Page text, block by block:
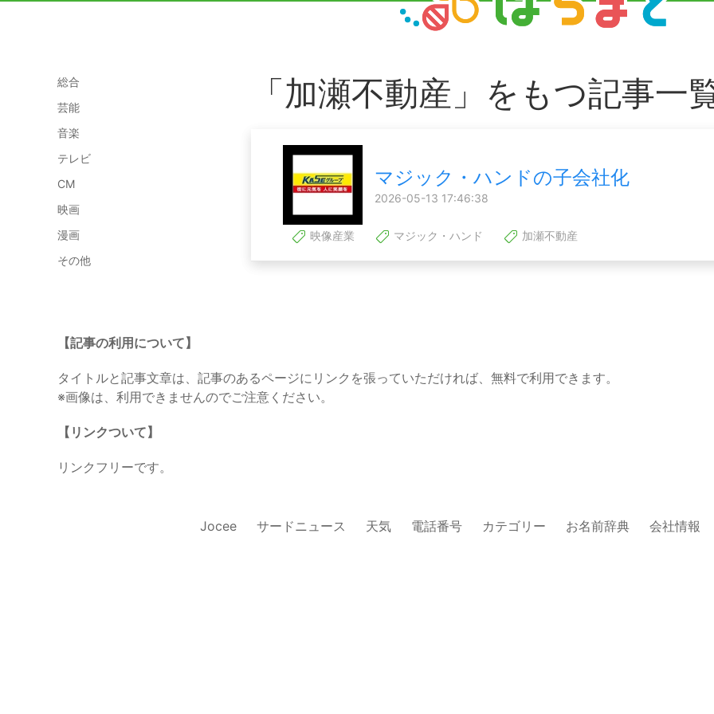
総合
芸能
音楽
テレビ
CM
映画
漫画
その他
「加瀬不動産」をもつ記事一
マジック・ハンドの子会社化
2026-05-13 17:46:38
映像産業 マジック・ハンド 加瀬不動産
【記事の利用について】
タイトルと記事文章は、記事のあるページにリンクを張っていただければ、無料で利用できます。
※画像は、利用できませんのでご注意ください。
【リンクついて】
リンクフリーです。
Jocee サードニュース 天気 電話番号 カテゴリー お名前辞典 会社情報